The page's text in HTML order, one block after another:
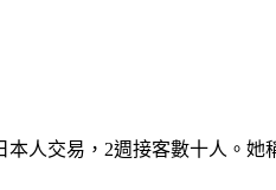
人交易，2週接客數十人。